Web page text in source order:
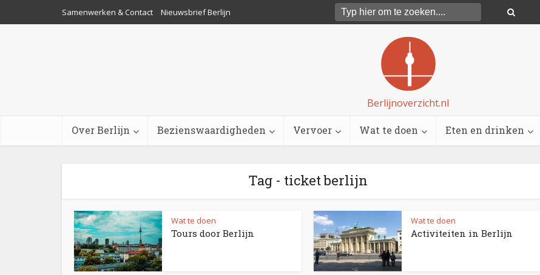
Samenwerken & Contact Nieuwsbrief Berlijn
Berlijnoverzicht.nl
Over Berlijn Bezienswaardigheden Vervoer Wat te doen Eten en drinken
Tag - ticket berlijn
Wat te doen
Tours door Berlijn
Wat te doen
Activiteiten in Berlijn